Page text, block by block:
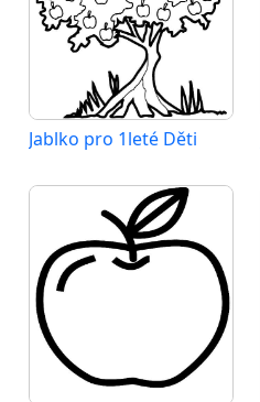
Jablko pro 1leté Děti